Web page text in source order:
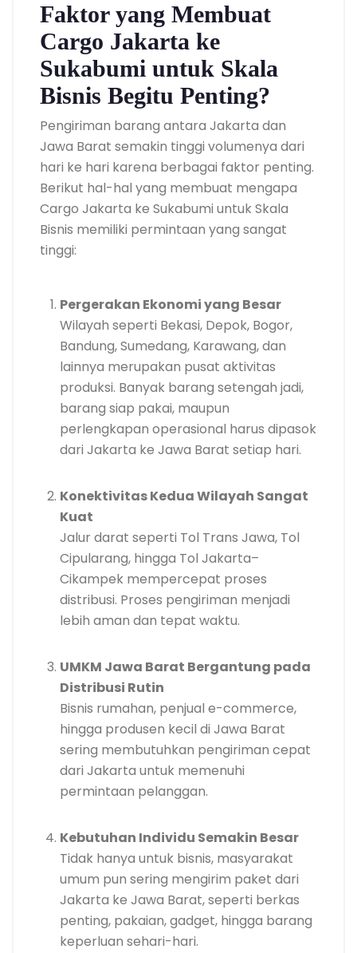
Faktor yang Membuat
Cargo Jakarta ke
Sukabumi untuk Skala
Bisnis Begitu Penting?
Pengiriman barang antara Jakarta dan
Jawa Barat semakin tinggi volumenya dari
hari ke hari karena berbagai faktor penting.
Berikut hal-hal yang membuat mengapa
Cargo Jakarta ke Sukabumi untuk Skala
Bisnis memiliki permintaan yang sangat
tinggi:
Pergerakan Ekonomi yang Besar
Wilayah seperti Bekasi, Depok, Bogor,
Bandung, Sumedang, Karawang, dan
lainnya merupakan pusat aktivitas
produksi. Banyak barang setengah jadi,
barang siap pakai, maupun
perlengkapan operasional harus dipasok
dari Jakarta ke Jawa Barat setiap hari.
Konektivitas Kedua Wilayah Sangat
Kuat
Jalur darat seperti Tol Trans Jawa, Tol
Cipularang, hingga Tol Jakarta–
Cikampek mempercepat proses
distribusi. Proses pengiriman menjadi
lebih aman dan tepat waktu.
UMKM Jawa Barat Bergantung pada
Distribusi Rutin
Bisnis rumahan, penjual e-commerce,
hingga produsen kecil di Jawa Barat
sering membutuhkan pengiriman cepat
dari Jakarta untuk memenuhi
permintaan pelanggan.
Kebutuhan Individu Semakin Besar
Tidak hanya untuk bisnis, masyarakat
umum pun sering mengirim paket dari
Jakarta ke Jawa Barat, seperti berkas
penting, pakaian, gadget, hingga barang
keperluan sehari-hari.